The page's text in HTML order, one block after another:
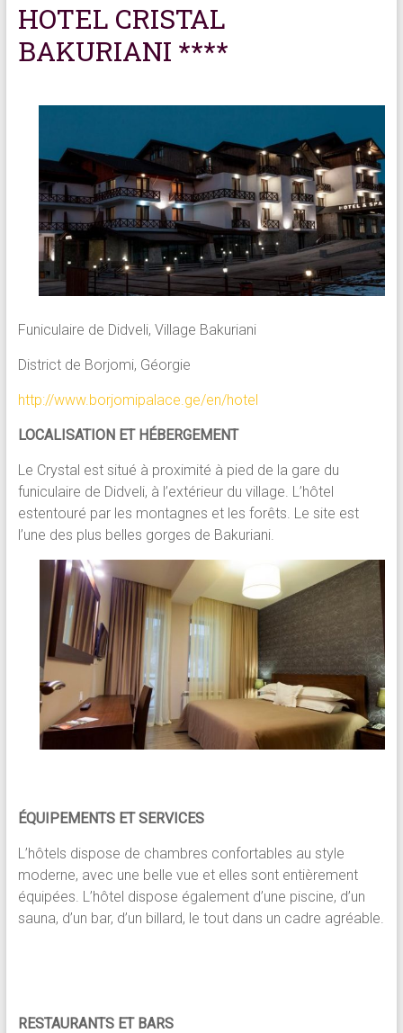
HOTEL CRISTAL
BAKURIANI ****
Funiculaire de Didveli, Village Bakuriani
District de Borjomi, Géorgie
http://www.borjomipalace.ge/en/hotel
LOCALISATION ET HÉBERGEMENT
Le Crystal est situé à proximité à pied de la gare du
funiculaire de Didveli, à l’extérieur du village. L’hôtel
estentouré par les montagnes et les forêts. Le site est
l’une des plus belles gorges de Bakuriani.
ÉQUIPEMENTS ET SERVICES
L’hôtels dispose de chambres confortables au style
moderne, avec une belle vue et elles sont entièrement
équipées. L’hôtel dispose également d’une piscine, d’un
sauna, d’un bar, d’un billard, le tout dans un cadre agréable.
RESTAURANTS ET BARS